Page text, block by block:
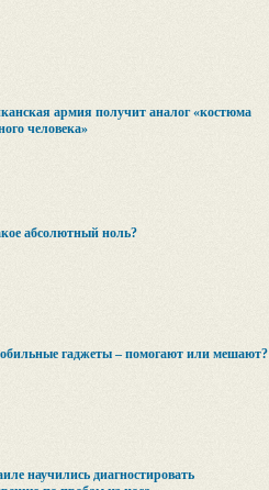
армия получит аналог «костюма
человека»
абсолютный ноль?
гаджеты – помогают или мешают?
научились диагностировать